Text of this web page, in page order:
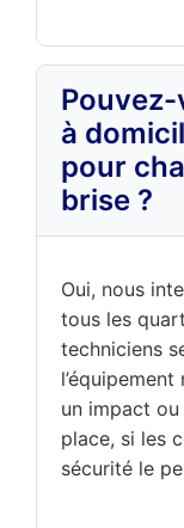
à
pour
brise ?
Oui, nous
tous les
techniciens
un impact
place, si les
sécurité le